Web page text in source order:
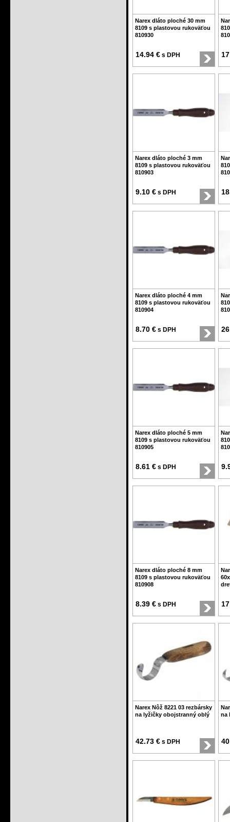
Narex dláto ploché 30 mm
8109 s plastovou rukoväťou
810930
14.94 € s DPH
Narex dláto ploché 3 mm
8109 s plastovou rukoväťou
810903
9.10 € s DPH
Narex dláto ploché 4 mm
8109 s plastovou rukoväťou
810904
8.70 € s DPH
Narex dláto ploché 5 mm
8109 s plastovou rukoväťou
810905
8.61 € s DPH
Narex dláto ploché 8 mm
8109 s plastovou rukoväťou
810908
8.39 € s DPH
Narex Nôž 8221 03 rezbársky
na lyžičky obojstranný oblý
42.73 € s DPH
na